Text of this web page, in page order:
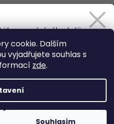
cookie. Dalším
vyjadřujete souhlas s
zde.
Souhlasím
HLEDAT
. Všechna práva vyhrazena.
i kempování výhodněji.
Vám pošleme
osobních údajů